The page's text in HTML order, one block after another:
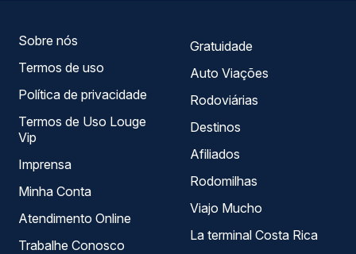
Sobre nós
Termos de uso
Política de privacidade
Termos de Uso Louge
Vip
Imprensa
Minha Conta
Atendimento Online
Trabalhe Conosco
Gratuidade
Auto Viações
Rodoviárias
Destinos
Afiliados
Rodomilhas
Viajo Mucho
La terminal Costa Rica